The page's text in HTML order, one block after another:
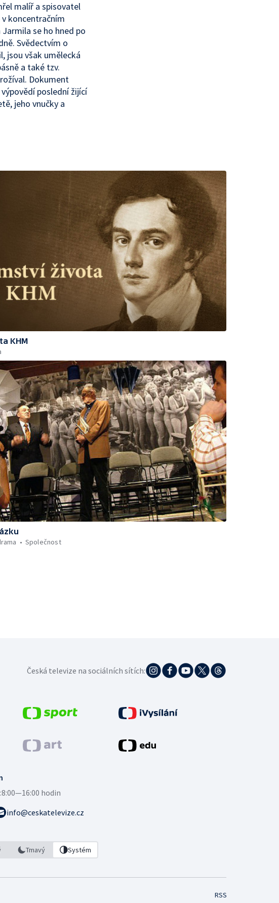
malíř a spisovatel
koncentračním
se ho hned po
Svědectvím o
jsou však umělecká
a také tzv.
Dokument
poslední žijící
jeho vnučky a
KHM
Společnost
8:00—16:00 hodin
info@ceskatelevize.cz
Tmavý Systém
Česká televize na sociálních sítích:
RSS